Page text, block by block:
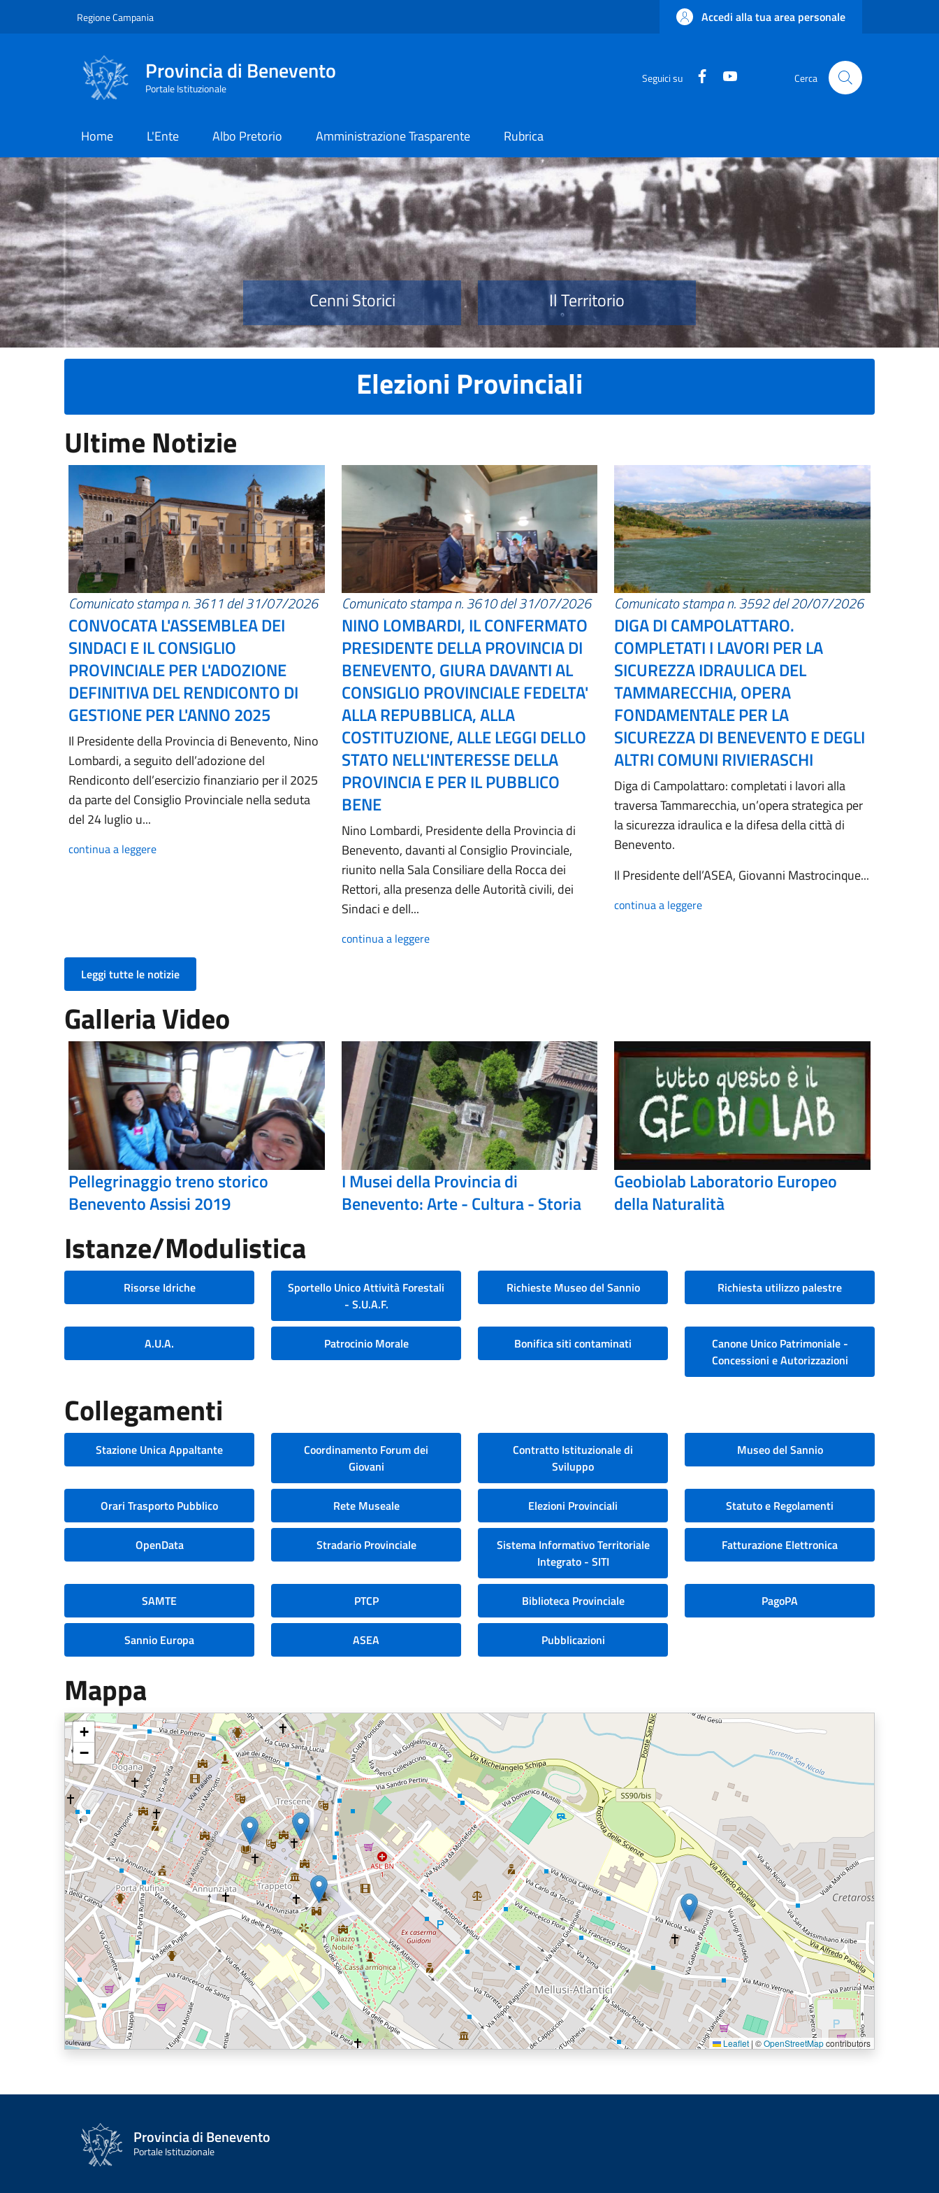
Regione Campania Accedi alla tua area personale
Provincia di Benevento
Portale Istituzionale
Seguici su Facebook Cerca
Home L'Ente Albo Pretorio Amministrazione Trasparente Rubrica
Provincia di Benevento
Cenni Storici Il Territorio
Elezioni Provinciali
Ultime Notizie
Comunicato stampa n. 3611 del 31/07/2026
CONVOCATA L'ASSEMBLEA DEI
SINDACI E IL CONSIGLIO
PROVINCIALE PER L'ADOZIONE
DEFINITIVA DEL RENDICONTO DI
GESTIONE PER L'ANNO 2025
Il Presidente della Provincia di Benevento, Nino
Lombardi, a seguito dell’adozione del
Rendiconto dell’esercizio finanziario per il 2025
da parte del Consiglio Provinciale nella seduta
del 24 luglio u...
continua a leggere
Comunicato stampa n. 3610 del 31/07/2026
NINO LOMBARDI, IL CONFERMATO
PRESIDENTE DELLA PROVINCIA DI
BENEVENTO, GIURA DAVANTI AL
CONSIGLIO PROVINCIALE FEDELTA'
ALLA REPUBBLICA, ALLA
COSTITUZIONE, ALLE LEGGI DELLO
STATO NELL'INTERESSE DELLA
PROVINCIA E PER IL PUBBLICO
BENE
Nino Lombardi, Presidente della Provincia di
Benevento, davanti al Consiglio Provinciale,
riunito nella Sala Consiliare della Rocca dei
Rettori, alla presenza delle Autorità civili, dei
Sindaci e dell...
continua a leggere
Comunicato stampa n. 3592 del 20/07/2026
DIGA DI CAMPOLATTARO.
COMPLETATI I LAVORI PER LA
SICUREZZA IDRAULICA DEL
TAMMARECCHIA, OPERA
FONDAMENTALE PER LA
SICUREZZA DI BENEVENTO E DEGLI
ALTRI COMUNI RIVIERASCHI
Diga di Campolattaro: completati i lavori alla
traversa Tammarecchia, un’opera strategica per
la sicurezza idraulica e la difesa della città di
Benevento.
Il Presidente dell’ASEA, Giovanni Mastrocinque...
continua a leggere
Leggi tutte le notizie
Galleria Video
Pellegrinaggio treno storico
Benevento Assisi 2019
I Musei della Provincia di
Benevento: Arte - Cultura - Storia
Geobiolab Laboratorio Europeo
della Naturalità
Istanze/Modulistica
Risorse Idriche
Sportello Unico Attività Forestali
- S.U.A.F.
Richieste Museo del Sannio Richiesta utilizzo palestre
A.U.A. Patrocinio Morale Bonifica siti contaminati
Canone Unico Patrimoniale -
Concessioni e Autorizzazioni
Collegamenti
Stazione Unica Appaltante
Coordinamento Forum dei
Giovani
Contratto Istituzionale di
Sviluppo
Museo del Sannio
Orari Trasporto Pubblico Rete Museale Elezioni Provinciali Statuto e Regolamenti
OpenData Stradario Provinciale
Sistema Informativo Territoriale
Integrato - SITI
Fatturazione Elettronica
SAMTE PTCP Biblioteca Provinciale PagoPA
Sannio Europa ASEA Pubblicazioni
Mappa
+
−
Leaflet | ©OpenStreetMapcontributors
Provincia di Benevento
Portale Istituzionale